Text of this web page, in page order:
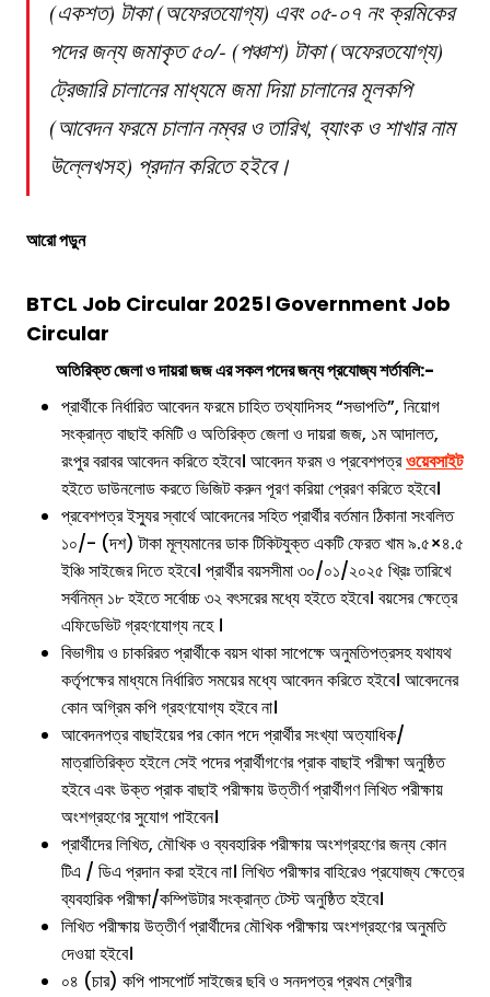
(একশত) টাকা (অফেরতযোগ্য) এবং ০৫-০৭ নং ক্রমিকের
পদের জন্য জমাকৃত ৫০/- (পঞ্চাশ) টাকা (অফেরতযোগ্য)
ট্রেজারি চালানের মাধ্যমে জমা দিয়া চালানের মূলকপি
(আবেদন ফরমে চালান নম্বর ও তারিখ, ব্যাংক ও শাখার নাম
উল্লেখসহ) প্রদান করিতে হইবে।
আরো পড়ুন
BTCL Job Circular 2025। Government Job
Circular
অতিরিক্ত জেলা ও দায়রা জজএর সকল পদের জন্য প্রযোজ্য শর্তাবলি:-
প্রার্থীকে নির্ধারিত আবেদন ফরমে চাহিত তথ্যাদিসহ “সভাপতি”, নিয়োগ
সংক্রান্ত বাছাই কমিটি ও অতিরিক্ত জেলা ও দায়রা জজ, ১ম আদালত,
রংপুর বরাবর আবেদন করিতে হইবে। আবেদন ফরম ও প্রবেশপত্রওয়েবসাইট
হইতে ডাউনলোড করতে ভিজিট করুন পূরণ করিয়া প্রেরণ করিতে হইবে।
প্রবেশপত্র ইস্যুর স্বার্থে আবেদনের সহিত প্রার্থীর বর্তমান ঠিকানা সংবলিত
১০/- (দশ) টাকা মূল্যমানের ডাক টিকিটযুক্ত একটি ফেরত খাম ৯.৫×৪.৫
ইঞ্চি সাইজের দিতে হইবে। প্রার্থীর বয়সসীমা ৩০/০১/২০২৫ খ্রিঃ তারিখে
সর্বনিম্ন ১৮ হইতে সর্বোচ্চ ৩২ বৎসরের মধ্যে হইতে হইবে। বয়সের ক্ষেত্রে
এফিডেভিট গ্রহণযোগ্য নহে ।
বিভাগীয় ও চাকরিরত প্রার্থীকে বয়স থাকা সাপেক্ষে অনুমতিপত্রসহ যথাযথ
কর্তৃপক্ষের মাধ্যমে নির্ধারিত সময়ের মধ্যে আবেদন করিতে হইবে। আবেদনের
কোন অগ্রিম কপি গ্রহণযোগ্য হইবে না।
আবেদনপত্র বাছাইয়ের পর কোন পদে প্রার্থীর সংখ্যা অত্যাধিক/
মাত্রাতিরিক্ত হইলে সেই পদের প্রার্থীগণের প্রাক বাছাই পরীক্ষা অনুষ্ঠিত
হইবে এবং উক্ত প্রাক বাছাই পরীক্ষায় উত্তীর্ণ প্রার্থীগণ লিখিত পরীক্ষায়
অংশগ্রহণের সুযোগ পাইবেন।
প্রার্থীদের লিখিত, মৌখিক ও ব্যবহারিক পরীক্ষায় অংশগ্রহণের জন্য কোন
টিএ / ডিএ প্রদান করা হইবে না। লিখিত পরীক্ষার বাহিরেও প্রযোজ্য ক্ষেত্রে
ব্যবহারিক পরীক্ষা/কম্পিউটার সংক্রান্ত টেস্ট অনুষ্ঠিত হইবে।
লিখিত পরীক্ষায় উত্তীর্ণ প্রার্থীদের মৌখিক পরীক্ষায় অংশগ্রহণের অনুমতি
দেওয়া হইবে।
০৪ (চার) কপি পাসপোর্ট সাইজের ছবি ও সনদপত্র প্রথম শ্রেণীর